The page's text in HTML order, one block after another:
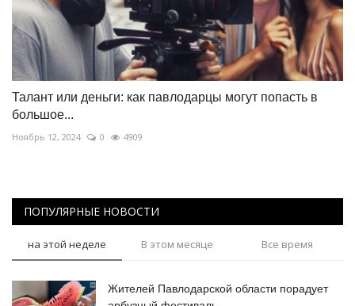
Талант или деньги: как павлодарцы могут попасть в
большое...
Ноябрь 12, 2024 0 4909
ПОПУЛЯРНЫЕ НОВОСТИ
на этой неделе В этом месяце Все время
Жителей Павлодарской области порадует